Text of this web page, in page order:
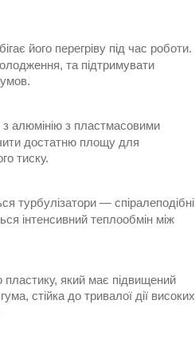
його перегріву під час роботи.
та підтримувати
алюмінію з пластмасовими
достатню площу для
тиску.
турбулізатори — спіралеподібні
інтенсивний теплообмін між
пластику, який має підвищений
стійка до тривалої дії високих